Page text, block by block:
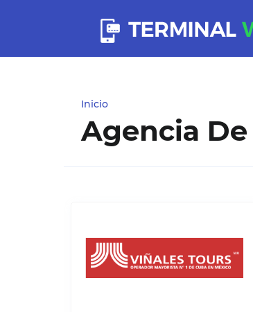
Inicio
Agencia